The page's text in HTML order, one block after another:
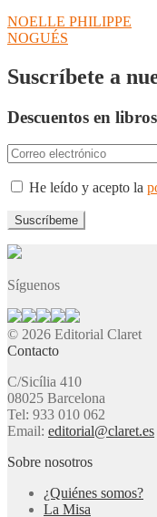
Navegación
de
entradas
Anterior:
NOELLE PHILIPPE
Siguiente:
NOGUÉS
Suscríbete a
Descuentos en
He leído y acepto la
Síguenos
© 2026 Editorial Claret
Contacto
C/Sicília 410
08025 Barcelona
Tel: 933 010 062
Email: editorial@claret.es
Sobre nosotros
¿Quiénes somos?
La Misa